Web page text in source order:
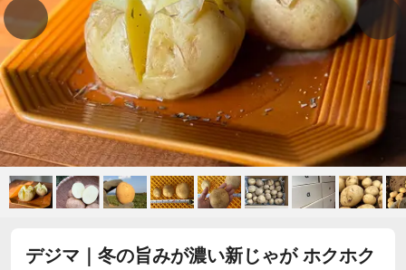
デジマ｜冬の旨みが濃い新じゃが ホクホク